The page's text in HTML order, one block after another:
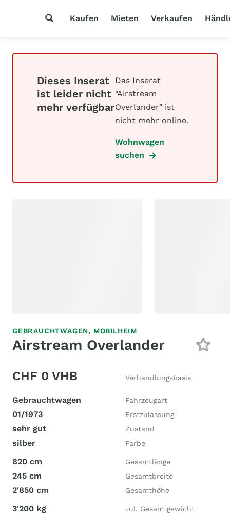
Kaufen Mieten Verkaufen
Dieses Inserat
ist leider nicht
mehr verfügbar
Das Inserat
"Airstream
Overlander" ist
nicht mehr online.
Wohnwagen
suchen
GEBRAUCHTWAGEN, MOBILHEIM
Airstream Overlander
CHF 0 VHB Verhandlungsbasis
Gebrauchtwagen Fahrzeugart
01/1973 Erstzulassung
sehr gut Zustand
silber Farbe
820 cm Gesamtlänge
245 cm Gesamtbreite
2'850 cm Gesamthöhe
3'200 kg zul. Gesamtgewicht